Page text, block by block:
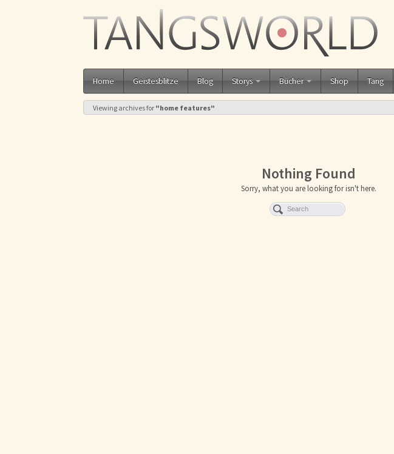
Home Geistesblitze Blog Storys Bücher Shop Tang
Viewing archives for "home features"
Nothing Found
Sorry, what you are looking for isn't here.